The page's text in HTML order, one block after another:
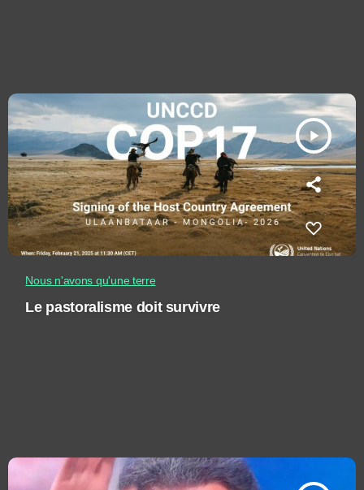
play_arrow
Nous n'avons qu'une terre
Le pastoralisme doit survivre